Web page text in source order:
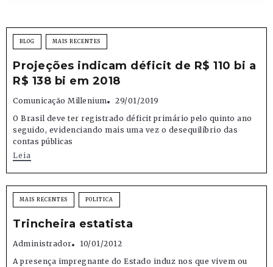
BLOG MAIS RECENTES
Projeções indicam déficit de R$ 110 bi a
R$ 138 bi em 2018
Comunicação Millenium
29/01/2019
O Brasil deve ter registrado déficit primário pelo quinto ano
seguido, evidenciando mais uma vez o desequilíbrio das
contas públicas
Leia
MAIS RECENTES POLITICA
Trincheira estatista
Administrador
10/01/2012
A presença impregnante do Estado induz nos que vivem ou